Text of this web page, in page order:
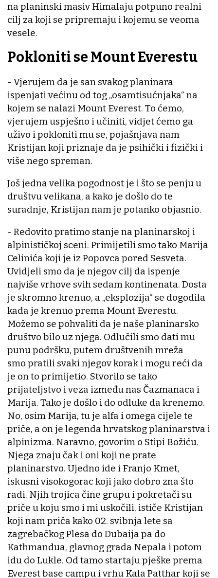
na planinski masiv Himalaju potpuno realni
cilj za koji se pripremaju i kojemu se veoma
vesele.
Pokloniti se Mount Everestu
- Vjerujem da je san svakog planinara
ispenjati većinu od tog „osamtisućnjaka“ na
kojem se nalazi Mount Everest. To ćemo,
vjerujem uspješno i učiniti, vidjet ćemo ga
uživo i pokloniti mu se, pojašnjava nam
Kristijan koji priznaje da je psihički i fizički i
više nego spreman.
Još jedna velika pogodnost je i što se penju u
društvu velikana, a kako je došlo do te
suradnje, Kristijan nam je potanko objasnio.
- Redovito pratimo stanje na planinarskoj i
alpinističkoj sceni. Primijetili smo tako Marija
Celinića koji je iz Popovca pored Sesveta.
Uvidjeli smo da je njegov cilj da ispenje
najviše vrhove svih sedam kontinenata. Dosta
je skromno krenuo, a „eksplozija“ se dogodila
kada je krenuo prema Mount Everestu.
Možemo se pohvaliti da je naše planinarsko
društvo bilo uz njega. Odlučili smo dati mu
punu podršku, putem društvenih mreža
smo pratili svaki njegov korak i mogu reći da
je on to primijetio. Stvorilo se tako
prijateljstvo i veza između nas Čazmanaca i
Marija. Tako je došlo i do odluke da krenemo.
No, osim Marija, tu je alfa i omega cijele te
priče, a on je legenda hrvatskog planinarstva i
alpinizma. Naravno, govorim o Stipi Božiću.
Njega znaju čak i oni koji ne prate
planinarstvo. Ujedno ide i Franjo Kmet,
iskusni visokogorac koji jako dobro zna što
radi. Njih trojica čine grupu i pokretači su
priče u koju smo i mi uskočili, ističe Kristijan
koji nam priča kako 02. svibnja lete sa
zagrebačkog Plesa do Dubaija pa do
Kathmandua, glavnog grada Nepala i potom
idu do Lukle. Od tamo startaju pješke prema
Everest base campu i vrhu Kala Patthar koji se